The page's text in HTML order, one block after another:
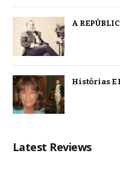
A
Histórias E
Latest Reviews